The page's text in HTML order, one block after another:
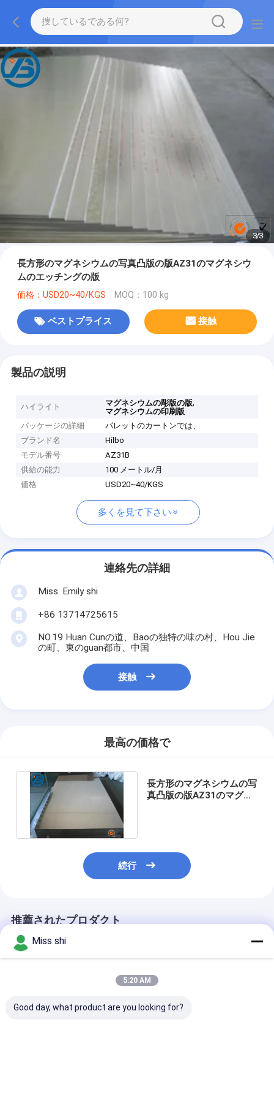
1/3
長方形のマグネシウムの写真凸版の版AZ31のマグネシウ
ムのエッチングの版
価格：USD20~40/KGS MOQ：100 kg
ベストプライス 接触
製品の説明
ハイライト マグネシウムの彫版の版,
マグネシウムの印刷版
パッケージの詳細
パレットのカートンでは、
ブランド名
Hilbo
モデル番号
AZ31B
供給の能力
100 メートル/月
価格
USD20~40/KGS
多くを見て下さい
連絡先の詳細
Miss. Emily shi
+86 13714725615
NO.19 Huan Cunの道、Baoの独特の味の村、Hou Jie
の町、東のguan都市、中国
接触
最高の価格で
長方形のマグネシウムの写
真凸版の版AZ31のマグネ
続行
推薦されたプロダクト
Miss shi
5:20 AM
Good day, what product are you looking for?